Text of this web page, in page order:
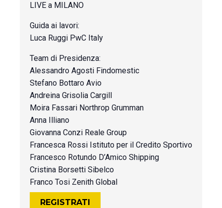
LIVE a MILANO
Guida ai lavori:
Luca Ruggi PwC Italy
Team di Presidenza:
Alessandro Agosti Findomestic
Stefano Bottaro Avio
Andreina Grisolia Cargill
Moira Fassari Northrop Grumman
Anna Illiano
Giovanna Conzi Reale Group
Francesca Rossi Istituto per il Credito Sportivo
Francesco Rotundo D’Amico Shipping
Cristina Borsetti Sibelco
Franco Tosi Zenith Global
REGISTRATI